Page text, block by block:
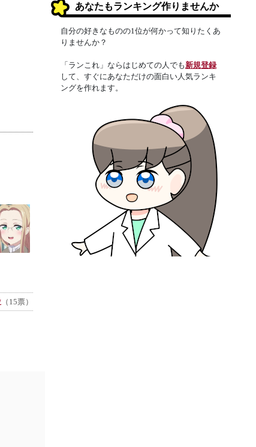
（15票）
あなたもランキング作りませんか
自分の好きなものの1位が何かって知りたくあ
りませんか？
「ランこれ」ならはじめての人でも新規登録
して、すぐにあなただけの面白い人気ランキ
ングを作れます。